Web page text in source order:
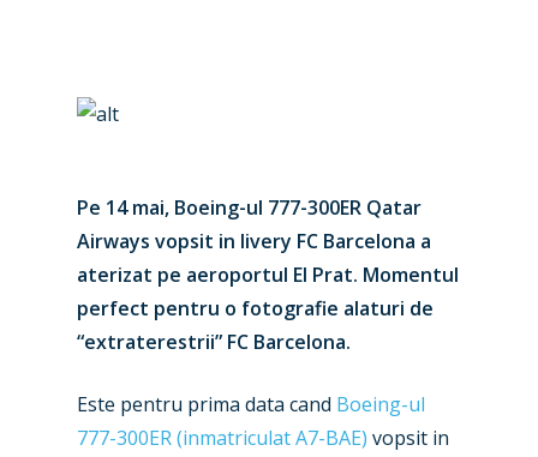
Pe 14 mai, Boeing-ul 777-300ER Qatar
Airways vopsit in livery FC Barcelona a
aterizat pe aeroportul El Prat. Momentul
perfect pentru o fotografie alaturi de
“extraterestrii” FC Barcelona.
Este pentru prima data cand Boeing-ul
777-300ER (inmatriculat A7-BAE) vopsit in